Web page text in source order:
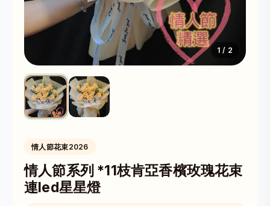
1 / 2
情人節花束2026
情人節系列 *11枝肯亞香檳玫瑰花束
連led星星燈